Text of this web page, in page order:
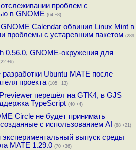
проблем с
в GNOME (64 +8)
Calendar обвинил Linux Mint в
проблемы с устаревшим пакетом (289
0.56.0, GNOME-окружения для
+6)
Ubuntu MATE после
проекта (105 +13)
перешёл на GTK4, в GJS
TypeScript (40 +4)
Circle не будет принимать
с использованием AI
(88 +21)
экспериментальный выпуск среды
MATE 1.29.0 (70 +36)